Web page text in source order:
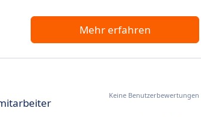
Mehr erfahren
Keine Benutzerbewertungen